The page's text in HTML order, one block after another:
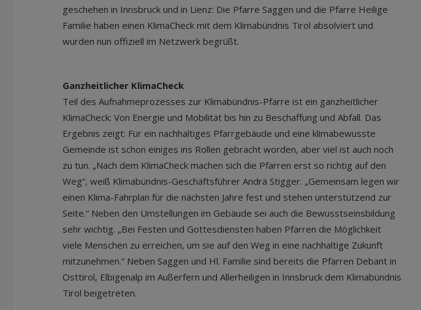
geschehen in Innsbruck und in Lienz: Die Pfarre Saggen und die Pfarre Heilige
Familie haben einen KlimaCheck mit dem Klimabündnis Tirol absolviert und
wurden nun offiziell im Netzwerk begrüßt.
Ganzheitlicher KlimaCheck
Teil des Aufnahmeprozesses zur Klimabündnis-Pfarre ist ein ganzheitlicher
KlimaCheck: Von Energie und Mobilität bis hin zu Beschaffung und Abfall. Das
Ergebnis zeigt: Für ein nachhaltiges Pfarrgebäude und eine klimabewusste
Gemeinde ist schon einiges ins Rollen gebracht worden, aber viel ist auch noch
zu tun. „Nach dem KlimaCheck machen sich die Pfarren erst so richtig auf den
Weg“, weiß Klimabündnis-Geschäftsführer Andrä Stigger. „Gemeinsam legen wir
einen Klima-Fahrplan für die nächsten Jahre fest und stehen unterstützend zur
Seite.“ Neben den Umstellungen im Gebäude sei auch die Bewusstseinsbildung
sehr wichtig. „Bei Festen und Gottesdiensten haben Pfarren die Möglichkeit
viele Menschen zu erreichen, um sie auf den Weg in eine nachhaltige Zukunft
mitzunehmen.“ Neben Saggen und Hl. Familie sind bereits die Pfarren Debant in
Osttirol, Elbigenalp im Außerfern und Allerheiligen in Innsbruck dem Klimabündnis
Tirol beigetreten.